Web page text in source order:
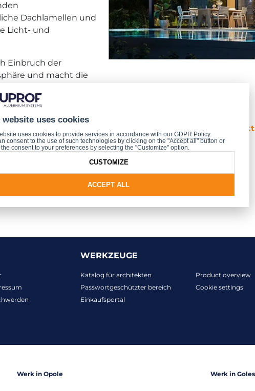
Dachlamellen und
Licht- und
Einbruch der
und macht die
gewählt werden – ebenfalls zum Preis von 1 Euro.
Sie
WERKZEUGE
Katalog für architekten
Passwortgeschützter bereich
Einkaufsportal
Product overview
Cookie settings
Werk in Opole Werk in
website uses cookies
uses cookies to provide services in accordance with our GDPR Policy.
consent to the use of such technologies by clicking on the "Accept all" button or
consent to your preferences by selecting the "Customize" option.
ACCEPT ALL
CUSTOMIZE